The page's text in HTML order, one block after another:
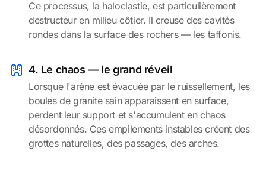
Ce processus, la haloclastie, est particulièrement
destructeur en milieu côtier. Il creuse des cavités
rondes dans la surface des rochers — les taffonis.
4. Le chaos — le grand réveil
Lorsque l'arène est évacuée par le ruissellement, les
boules de granite sain apparaissent en surface,
perdent leur support et s'accumulent en chaos
désordonnés. Ces empilements instables créent des
grottes naturelles, des passages, des arches.